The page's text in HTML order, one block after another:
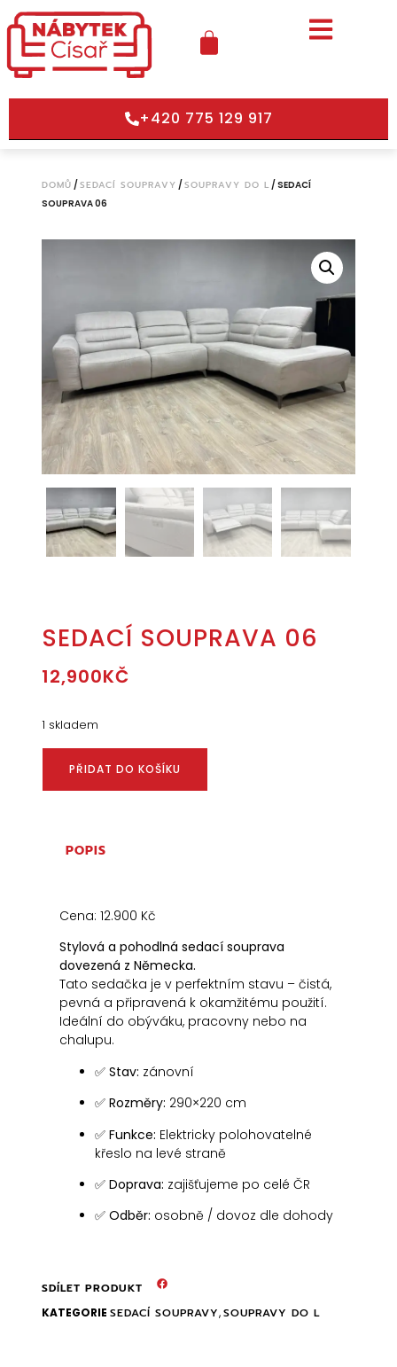
+420 775 129 917
DOMŮ /SEDACÍ SOUPRAVY /SOUPRAVY DO L / SEDACÍ
SOUPRAVA 06
SEDACÍ SOUPRAVA 06
12,900KČ
1 skladem
PŘIDAT DO KOŠÍKU
POPIS
Cena: 12.900 Kč
Stylová a pohodlná sedací souprava
dovezená z Německa.
Tato sedačka je v perfektním stavu – čistá,
pevná a připravená k okamžitému použití.
Ideální do obýváku, pracovny nebo na
chalupu.
✅Stav: zánovní
✅Rozměry: 290×220 cm
✅Funkce: Elektricky polohovatelné
křeslo na levé straně
✅Doprava: zajišťujeme po celé ČR
✅Odběr: osobně / dovoz dle dohody
SDÍLET PRODUKT
KATEGORIE SEDACÍ SOUPRAVY,SOUPRAVY DO L